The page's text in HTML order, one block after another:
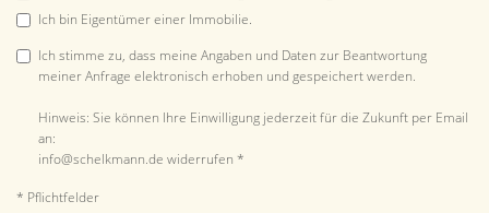
Ich bin Eigentümer einer Immobilie.
Ich stimme zu, dass meine Angaben und Daten zur Beantwortung
meiner Anfrage elektronisch erhoben und gespeichert werden.
Hinweis: Sie können Ihre Einwilligung jederzeit für die Zukunft per Email
an:
info@schelkmann.de widerrufen *
* Pflichtfelder